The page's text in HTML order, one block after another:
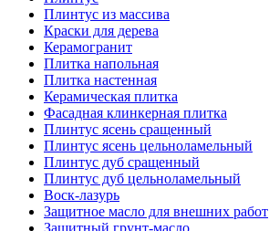
Плинтус из массива
Краски для дерева
Керамогранит
Плитка напольная
Плитка настенная
Керамическая плитка
Фасадная клинкерная плитка
Плинтус ясень сращенный
Плинтус ясень цельноламельный
Плинтус дуб сращенный
Плинтус дуб цельноламельный
Воск-лазурь
Защитное масло для внешних работ